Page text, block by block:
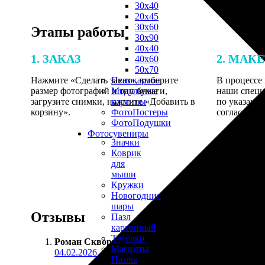
30х40
20х45
30х60
30х90
40х40
40х60
50х70
Пенокартон
Модульные
картины
ФотоПостеры
ФотоПодушки
Фотоcувениры
Значки
Коврик
для
мыши
Кружки
Новогодние
шары
Пазл
картонный
Тарелки
Магниты
Пазлы
Этапы работы
1. ЗАКАЗ
Нажмите «Сделать заказ», выберите
размер фотографий и тип бумаги,
загрузите снимки, нажмите «Добавить в
корзину».
2.
В процессе
наши
по
Отзывы
Роман Скворцов :
04.02.2026